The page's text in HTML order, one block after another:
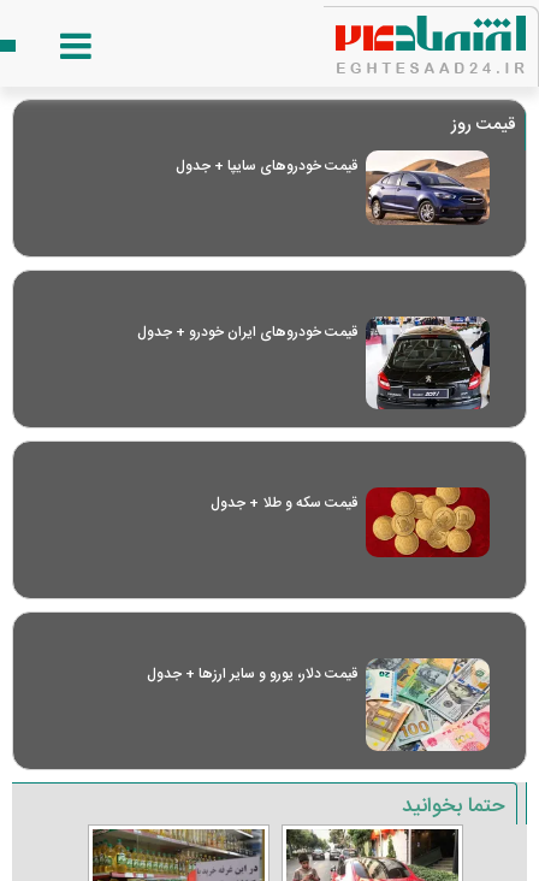
قیمت روز
قیمت خودرو‌های سایپا + جدول
قیمت خودرو‌های ایران خودرو + جدول
قیمت سکه و طلا + جدول
قیمت دلار، یورو و سایر ارز‌ها + جدول
حتما بخوانید